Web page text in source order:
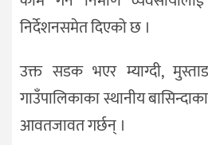
निर्देशनसमेत दिएको छ ।
उक्त सडक भएर म्याग्दी,
गाउँपालिकाका स्थानीय
आवतजावत गर्छन् ।